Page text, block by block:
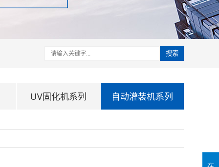
搜索
UV固化机系列 自动灌装机系列
在